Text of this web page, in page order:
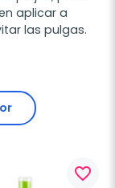
aplicar a
las pulgas.
favorite_border